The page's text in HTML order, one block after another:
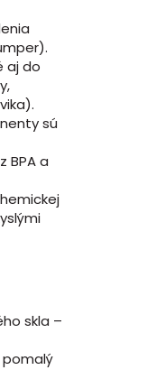
aj do
sú
BPA a
skla –
pomalý